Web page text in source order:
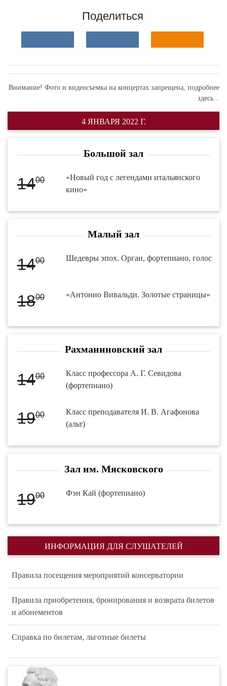
Поделиться
Внимание! Фото и видеосъемка на концертах запрещена, подробнее
здесь...
4 ЯНВАРЯ 2022 Г.
Большой зал
1400
«Новый год с легендами итальянского
кино»
Малый зал
1400 Шедевры эпох. Орган, фортепиано, голос
1800 «Антонио Вивальди. Золотые страницы»
Рахманиновский зал
1400
Класс профессора А. Г. Севидова
(фортепиано)
1900
Класс преподавателя И. В. Агафонова
(альт)
Зал им. Мясковского
1900 Фэн Кай (фортепиано)
ИНФОРМАЦИЯ ДЛЯ СЛУШАТЕЛЕЙ
Правила посещения мероприятий консерватории
Правила приобретения, бронирования и возврата билетов
и абонементов
Справка по билетам, льготные билеты